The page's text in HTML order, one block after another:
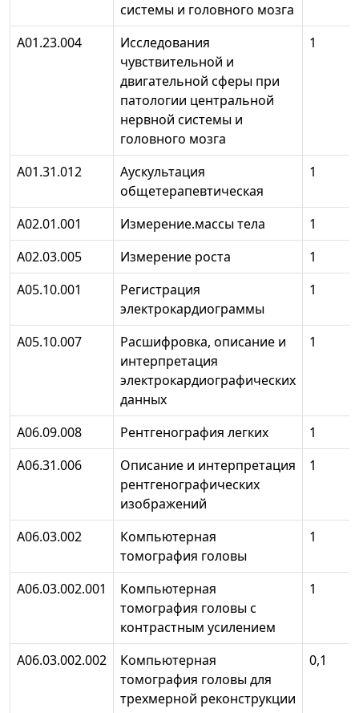
системы и головного мозга
А01.23.004
Исследования
чувствительной и
двигательной сферы при
патологии центральной
нервной системы и
головного мозга
1
A01.31.012
Аускультация
общетерапевтическая
1
А02.01.001 Измерение.массы тела
1
А02.03.005
Измерение роста
1
А05.10.001
Регистрация
электрокардиограммы
1
А05.10.007
Расшифровка, описание и
интерпретация
электрокардиографических
данных
1
А06.09.008 Рентгенография легких
1
А06.31.006
Описание и интерпретация
рентгенографических
изображений
1
А06.03.002
Компьютерная
томография головы
1
А06.03.002.001
Компьютерная
томография головы с
контрастным усилением
1
А06.03.002.002
Компьютерная
томография головы для
трехмерной реконструкции
0,1